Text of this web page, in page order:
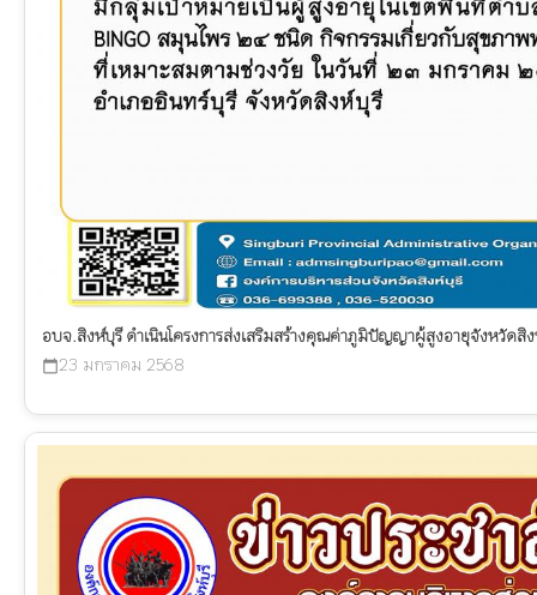
อบจ.สิงห์บุรี ดำเนินโครงการส่งเสริมสร้างคุณค่าภูมิปัญญาผู้สูงอายุจังหวัดสิ
calendar_today23 มกราคม 2568